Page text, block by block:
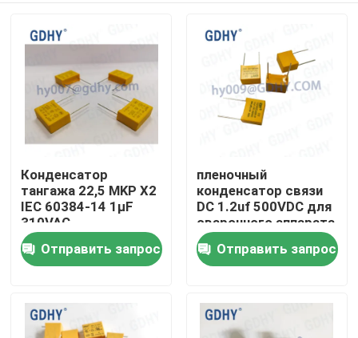
Дом
О нас
Конденсатор
тангажа 22,5 MKP X2
IEC 60384-14 1μF
310VAC
Отправить запрос
пленочный
конденсатор связи
DC 1.2uf 500VDC для
сварочного аппарата
инвертора фильтра
Отправить запрос